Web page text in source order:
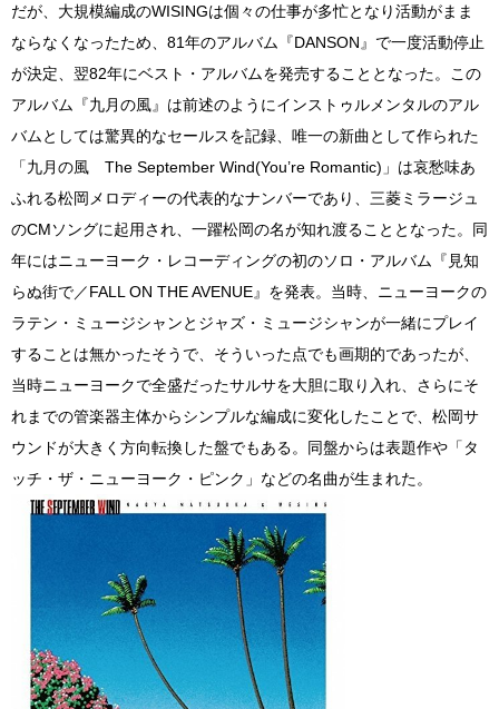
だが、大規模編成のWISINGは個々の仕事が多忙となり活動がまま
ならなくなったため、81年のアルバム『DANSON』で一度活動停止
が決定、翌82年にベスト・アルバムを発売することとなった。この
アルバム『九月の風』は前述のようにインストゥルメンタルのアル
バムとしては驚異的なセールスを記録、唯一の新曲として作られた
「九月の風 The September Wind(You’re Romantic)」は哀愁味あ
ふれる松岡メロディーの代表的なナンバーであり、三菱ミラージュ
のCMソングに起用され、一躍松岡の名が知れ渡ることとなった。同
年にはニューヨーク・レコーディングの初のソロ・アルバム『見知
らぬ街で／FALL ON THE AVENUE』を発表。当時、ニューヨークの
ラテン・ミュージシャンとジャズ・ミュージシャンが一緒にプレイ
することは無かったそうで、そういった点でも画期的であったが、
当時ニューヨークで全盛だったサルサを大胆に取り入れ、さらにそ
れまでの管楽器主体からシンプルな編成に変化したことで、松岡サ
ウンドが大きく方向転換した盤でもある。同盤からは表題作や「タ
ッチ・ザ・ニューヨーク・ピンク」などの名曲が生まれた。